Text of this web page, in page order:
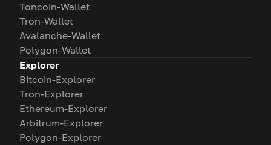
Toncoin-Wallet
Tron-Wallet
Avalanche-Wallet
Polygon-Wallet
Explorer
Bitcoin-Explorer
Tron-Explorer
Ethereum-Explorer
Arbitrum-Explorer
Polygon-Explorer